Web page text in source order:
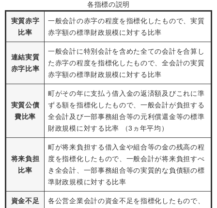
各指標の説明
実質赤字
比率
一般会計の赤字の程度を指標化したもので、実質
赤字額の標準財政規模に対する比率
連結実質
赤字比率
一般会計に特別会計を含めた全ての会計を合算し
た赤字の程度を指標化したもので、全会計の実質
赤字額の標準財政規模に対する比率
実質公債
費比率
町がその年に支払う借入金の返済額及びこれに準
ずる額を指標化したもので、一般会計が負担する
全会計及び一部事務組合等の元利償還金等の標準
財政規模に対する比率 （3ヵ年平均）
将来負担
比率
町が将来負担する借入金や組合等の金の残高の程
度を指標化したもので、一般会計が将来負担すべ
き全会計、一部事務組合等の実質的な負債額の標
準財政規模に対する比率
資金不足
各公営企業会計の資金不足を指標化したもので、